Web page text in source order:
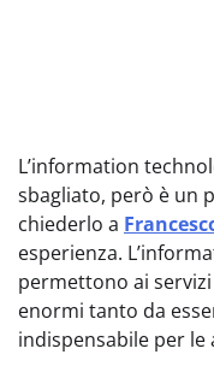
L’information
sbagliato, però è un
chiederlo a
esperienza.
permettono ai servizi
enormi tanto da
indispensabile per